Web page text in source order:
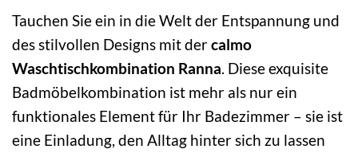
Tauchen Sie ein in die Welt der Entspannung und
des stilvollen Designs mit dercalmo
Waschtischkombination Ranna. Diese exquisite
Badmöbelkombination ist mehr als nur ein
funktionales Element für Ihr Badezimmer – sie ist
eine Einladung, den Alltag hinter sich zu lassen